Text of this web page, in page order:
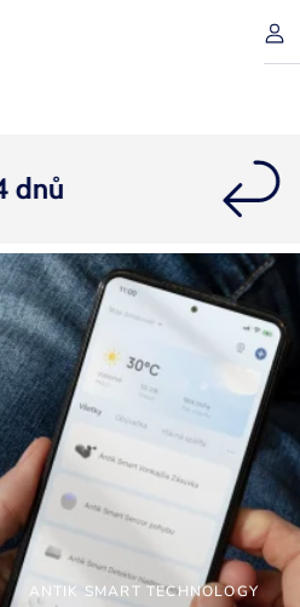
ANTIK SMART TECHNOLOGY